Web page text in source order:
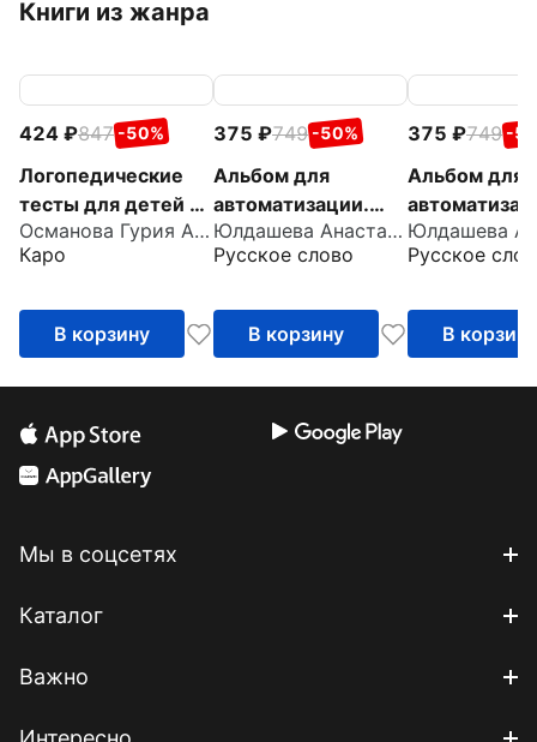
Книги из жанра
424 847 -50%
Логопедические
тесты для детей 2-
3 лет
Османова Гурия Абдулбарисовна
Каро
В корзину
375 749 -50%
Альбом для
автоматизации.
Звук Ш
Юлдашева Анастасия Павловна
Русское слово
В корзину
375 749 -
Альбом для
Звук С
Русское
В корзину
Мы в соцсетях
Каталог
Важно